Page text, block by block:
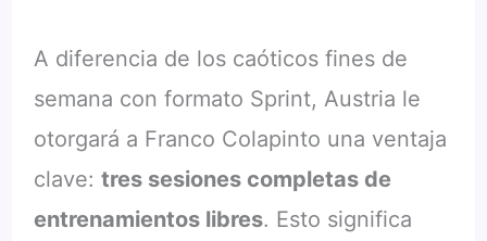
A diferencia de los caóticos fines de
semana con formato Sprint, Austria le
otorgará a Franco Colapinto una ventaja
clave: tres sesiones completas de
entrenamientos libres. Esto significa